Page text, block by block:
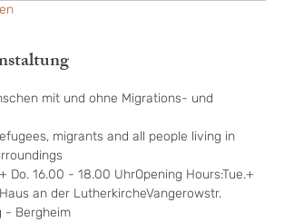
mit und ohne Migrations- und
migrants and all people living in
Do. 16.00 - 18.00 UhrOpening Hours:Tue.+
an der LutherkircheVangerowstr.
- Bergheim